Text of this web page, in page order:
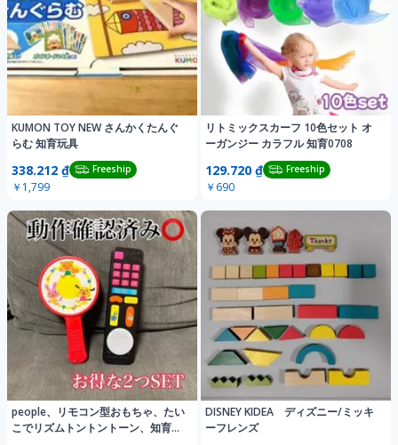
KUMON TOY NEW さんかくたんぐ
らむ 知育玩具
338.212 ₫ Freeship
￥1,799
リトミックスカーフ 10色セット オ
ーガンジー カラフル 知育0708
129.720 ₫ Freeship
￥690
people、リモコン型おもちゃ、たい
こでリズムトントントーン、知育玩
DISNEY KIDEA ディズニー/ミッキ
ーフレンズ